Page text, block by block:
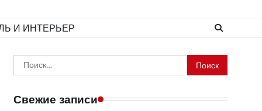
И ИНТЕРЬЕР
Найти:
Свежие записи